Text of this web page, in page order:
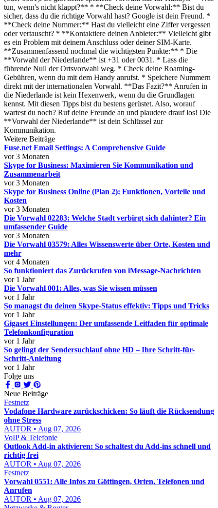
tun, wenn's nicht klappt?** * **Check deine Vorwahl:** Bist du
sicher, dass du die richtige Vorwahl hast? Google ist dein Freund. *
**Check deine Nummer:** Hast du vielleicht eine Ziffer vergessen
oder vertauscht? * **Kontaktiere deinen Anbieter:** Vielleicht gibt
es ein Problem mit deinem Anschluss oder deiner SIM-Karte.
**Zusammenfassend nochmal die wichtigsten Punkte:** * Die
**Vorwahl der Niederlande** ist +31 oder 0031. * Lass die
führende Null der Ortsvorwahl weg. * Check deine Roaming-
Gebühren, wenn du mit dem Handy anrufst. * Speichere Nummern
direkt mit der internationalen Vorwahl. **Das Fazit?** Anrufen in
die Niederlande ist kein Hexenwerk, wenn du die Grundlagen
kennst. Mit diesen Tipps bist du bestens gerüstet. Also, worauf
wartest du noch? Ruf deine Freunde an und plaudere drauf los! Die
**Vorwahl der Niederlande** ist dein Schlüssel zur
Kommunikation.
Weitere Beiträge
Fuse.net Email Settings: A Comprehensive Guide
vor 3 Monaten
Skype for Business: Maximieren Sie Kommunikation und
Zusammenarbeit
vor 3 Monaten
Skype for Business Online (Plan 2): Funktionen, Vorteile und
Kosten
vor 3 Monaten
Die Vorwahl 02283: Welche Stadt verbirgt sich dahinter? Ein
umfassender Guide
vor 3 Monaten
Die Vorwahl 03579: Alles Wissenswerte über Orte, Kosten und
mehr
vor 4 Monaten
So funktioniert das Zurückrufen von iMessage-Nachrichten
vor 1 Jahr
Die Vorwahl 001: Alles, was Sie wissen müssen
vor 1 Jahr
So managst du deinen Skype-Status effektiv: Tipps und Tricks
vor 1 Jahr
Gigaset Einstellungen: Der umfassende Leitfaden für optimale
Telefonkonfiguration
vor 1 Jahr
So gelingt der Sendersuchlauf ohne HD – Ihre Schritt-für-
Schritt-Anleitung
vor 1 Jahr
Folge uns
Neue Beiträge
Festnetz
Vodafone Hardware zurückschicken: So läuft die Rücksendung
ohne Stress
AUTOR • Aug 07, 2026
VoIP & Telefonie
Outlook Add-in aktivieren: So schaltest du Add-ins schnell und
richtig frei
AUTOR • Aug 07, 2026
Festnetz
Vorwahl 0551: Alle Infos zu Göttingen, Orten, Telefonen und
Anrufen
AUTOR • Aug 07, 2026